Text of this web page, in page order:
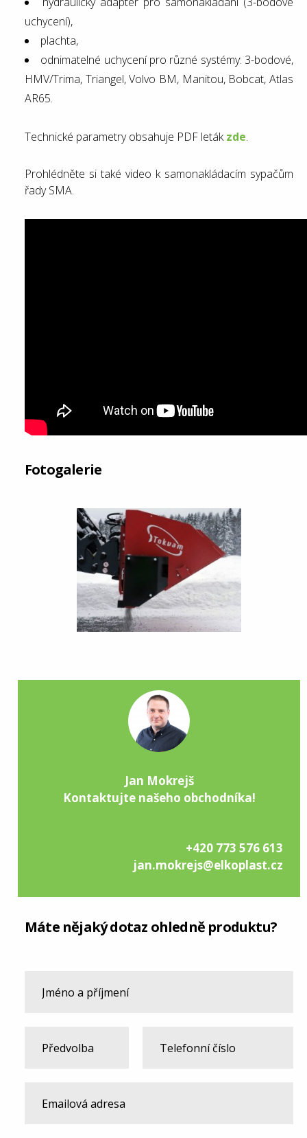
uchycení),
plachta,
odnimatelné uchycení pro různé systémy: 3-bodové,
HMV/Trima, Triangel, Volvo BM, Manitou, Bobcat, Atlas
AR65.
Technické parametry obsahuje PDF letákzde.
Prohlédněte si také video k samonakládacím sypačům
řady SMA.
Fotogalerie
Jan Mokrejš
Kontaktujte našeho obchodníka!
+420 773 576 613
jan.mokrejs@elkoplast.cz
Máte nějaký dotaz ohledně produktu?